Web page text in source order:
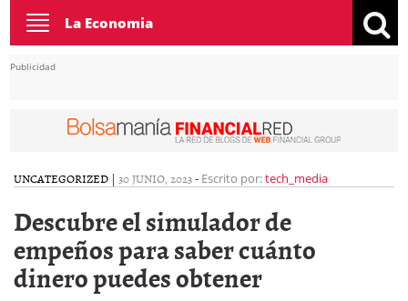
Toggle
navigation
La Economia
Publicidad
UNCATEGORIZED | 30 JUNIO, 2023- Escrito por:tech_media
Descubre el simulador de
empeños para saber cuánto
dinero puedes obtener